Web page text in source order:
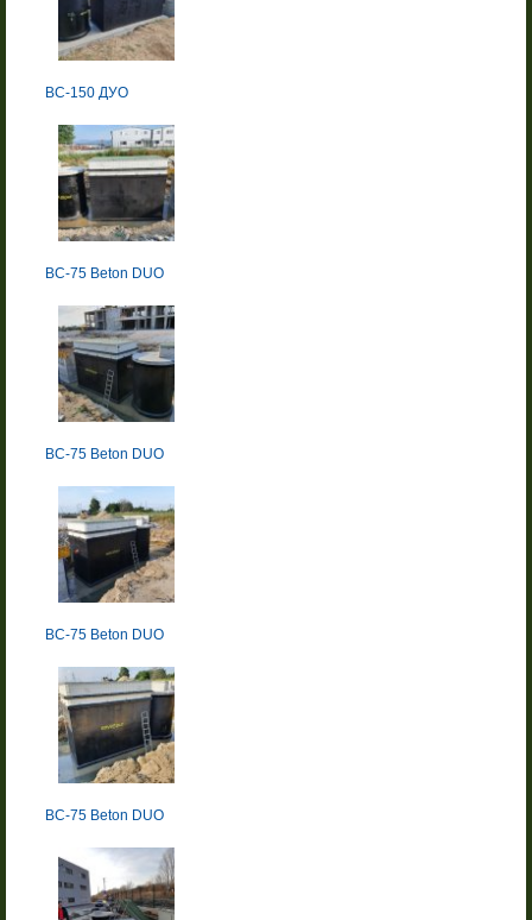
BC-150 ДУО
BC-75 Beton DUO
BC-75 Beton DUO
BC-75 Beton DUO
BC-75 Beton DUO